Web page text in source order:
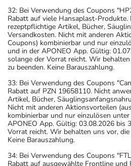
32: Bei Verwendung des Coupons
Rabatt auf viele Hansaplast-
rezeptpflichtige Artikel, Bücher,
Versandkosten. Nicht mit anderen
Coupons) kombinierbar und nur
und in der APONEO App. Gültig:
solange der Vorrat reicht. Wir
zu beenden. Keine Barauszahlung.
33: Bei Verwendung des Coupons
Rabatt auf PZN 19658110. Nicht
Artikel, Bücher,
Nicht mit anderen Aktionsvorteilen
kombinierbar und nur einzulösen
APONEO App. Gültig: 03.08.2026 bis
Vorrat reicht. Wir behalten uns vor,
Keine Barauszahlung.
34: Bei Verwendung des Coupons
Rabatt auf ausgewählte Frontline